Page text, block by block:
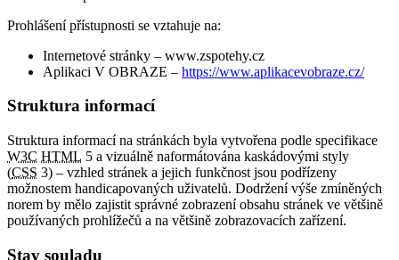
Prohlášení přístupnosti se vztahuje na:
Internetové stránky – www.zspotehy.cz
Aplikaci V OBRAZE – https://www.aplikacevobraze.cz/
Struktura informací
Struktura informací na stránkách byla vytvořena podle specifikace
W3C HTML 5 a vizuálně naformátována kaskádovými styly
(CSS 3) – vzhled stránek a jejich funkčnost jsou podřízeny
možnostem handicapovaných uživatelů. Dodržení výše zmíněných
norem by mělo zajistit správné zobrazení obsahu stránek ve většině
používaných prohlížečů a na většině zobrazovacích zařízení.
Stav souladu